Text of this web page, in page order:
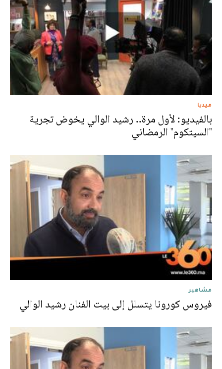
ميديا
بالفيديو: لأول مرة.. رشيد الوالي يخوض تجرية
"السيتكوم" الرمضاني
مشاهير
فيروس كورونا يتسلل إلى بيت الفنان رشيد الوالي